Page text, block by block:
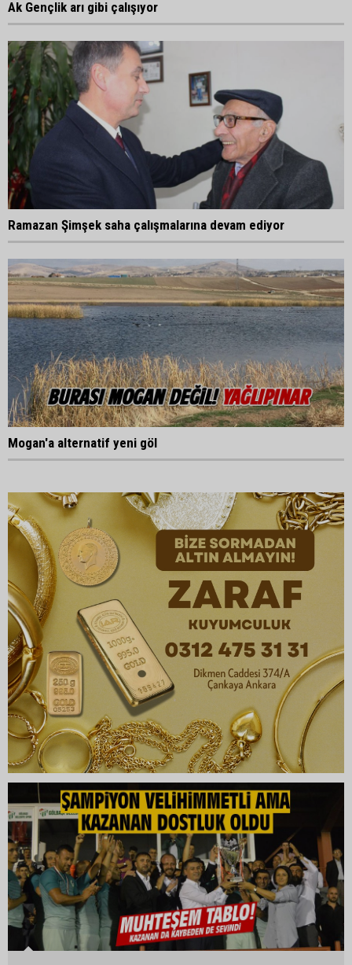
Ak Gençlik arı gibi çalışıyor
Ramazan Şimşek saha çalışmalarına devam ediyor
Mogan'a alternatif yeni göl